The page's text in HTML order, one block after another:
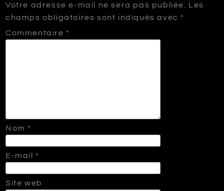
Votre adresse e-mail ne sera pas publiée.
Les
champs obligatoires sont indiqués avec *
Commentaire *
Nom *
E-mail *
Site web